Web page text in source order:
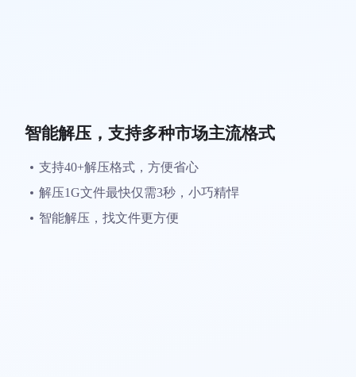
智能解压，支持多种市场主流格式
支持40+解压格式，方便省心
解压1G文件最快仅需3秒，小巧精悍
智能解压，找文件更方便